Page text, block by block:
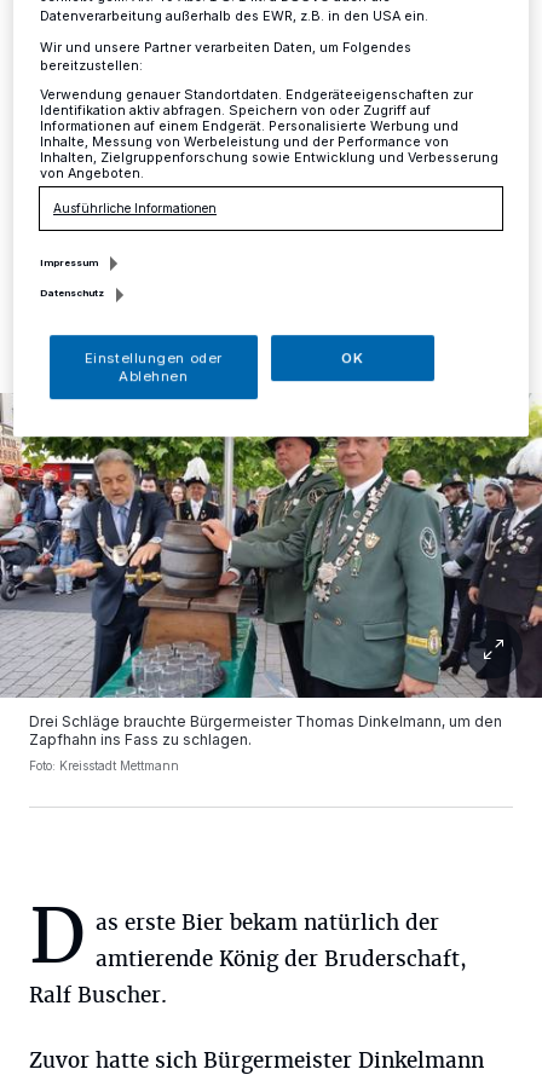
die Johanniskirmes
Mettmann ·Mit dem traditionellen Fassanstich hat
Bürgermeister Thomas Dinkelmann am Freitagabend
das Schützenfest der St. Sebastianus
Schützenbruderschaft sowie die Johanniskirmes in der
Innenstadt eröffnet.
25.06.2018 , 11:24 Uhr
Drei Schläge brauchte Bürgermeister Thomas Dinkelmann, um den
Zapfhahn ins Fass zu schlagen.
Foto: Kreisstadt Mettmann
D as erste Bier bekam natürlich der
amtierende König der Bruderschaft,
Ralf Buscher.
Zuvor hatte sich Bürgermeister Dinkelmann
Datenverarbeitung außerhalb des EWR, z.B. in den USA ein.
Wir und unsere Partner verarbeiten Daten, um Folgendes
bereitzustellen:
Verwendung genauer Standortdaten. Endgeräteeigenschaften zur
Identifikation aktiv abfragen. Speichern von oder Zugriff auf
Informationen auf einem Endgerät. Personalisierte Werbung und
Inhalte, Messung von Werbeleistung und der Performance von
Inhalten, Zielgruppenforschung sowie Entwicklung und Verbesserung
von Angeboten.
Ausführliche Informationen
Impressum
Datenschutz
Einstellungen oder
Ablehnen
OK